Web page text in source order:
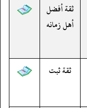
ثقة أفضل
أهل زمانه
ثقة ثبت